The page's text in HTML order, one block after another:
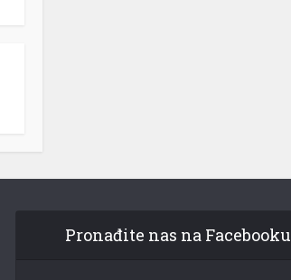
Pronađite nas na Facebooku